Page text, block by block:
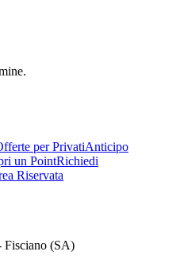
per PrivatiAnticipo
un PointRichiedi
Riservata
Fisciano (SA)